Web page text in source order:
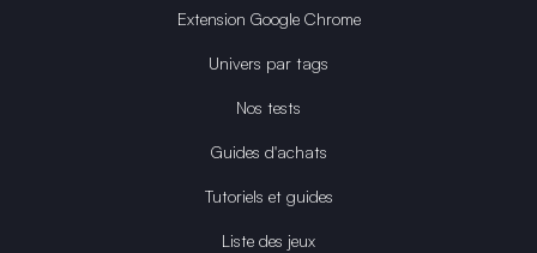
Extension Google Chrome
Univers par tags
Nos tests
Guides d'achats
Tutoriels et guides
Liste des jeux